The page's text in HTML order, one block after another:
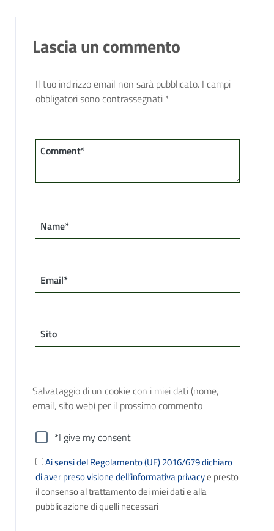
Lascia un commento
Il tuo indirizzo email non sarà pubblicato. I campi
obbligatori sono contrassegnati *
Comment*
Name*
Email*
Sito
Salvataggio di un cookie con i miei dati (nome,
email, sito web) per il prossimo commento
*I give my consent
Ai sensi del Regolamento (UE) 2016/679 dichiaro
di aver preso visione dell’informativa privacye presto
il consenso al trattamento dei miei dati e alla
pubblicazione di quelli necessari